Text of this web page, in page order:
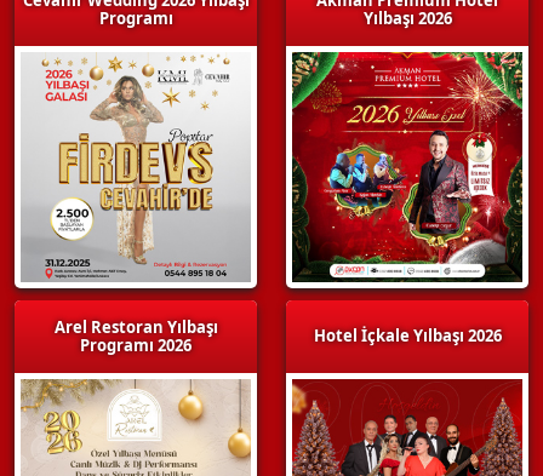
Programı
Arel Restoran Yılbaşı
Programı 2026
Yılbaşı 2026
Hotel İçkale Yılbaşı 2026